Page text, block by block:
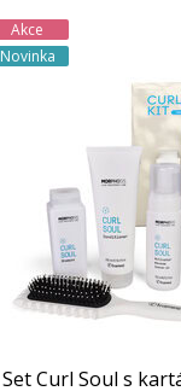
Akce
Novinka
Set Curl Soul s